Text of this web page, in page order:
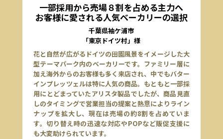
一部採用から売場８割を占める主力へ
お客様に愛される人気ベーカリーの選択
千葉県袖ケ浦市
「東京ドイツ村」様
花と自然が広がるドイツの田園風景をイメージした大
型テーマパーク内のベーカリーです。ファミリー層に
加え海外からのお客様も多く来店され、中でもバター
インプレッツェルは特に人気の商品。もともと一部採
用にとどまっていたアリスタ製品でしたが、商品見直
しのタイミングで営業担当の提案と熱意によりライン
ナップを拡大し、現在は売場の約8割を占めていま
す。切り替え時の迅速な対応やPOPなど販促支援に
も大変助けられています。